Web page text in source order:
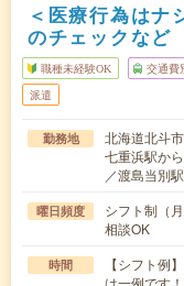
＜医療行為はナ
のチェックなど
職種未経験OK 交通費
派遣
勤務地
北海道北斗市
七重浜駅か
／渡島当別
曜日頻度
シフト制（
相談OK
時間
【シフト例
は一例です